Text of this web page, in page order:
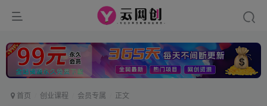
首页 创业课程 会员专属 正文